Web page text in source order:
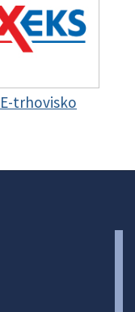
E-trhovisko